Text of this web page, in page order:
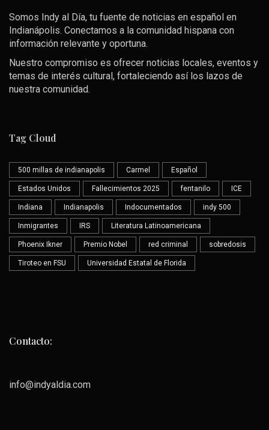
Somos Indy al Día, tu fuente de noticias en español en
Indianápolis. Conectamos a la comunidad hispana con
información relevante y oportuna.
Nuestro compromiso es ofrecer noticias locales, eventos y
temas de interés cultural, fortaleciendo así los lazos de
nuestra comunidad.
Tag Cloud
500 millas de indianapolis Carmel Español
Estados Unidos Fallecimientos 2025 fentanilo ICE
Indiana Indianapolis Indocumentados indy 500
Inmigrantes IRS Literatura Latinoamericana
Phoenix Ikner Premio Nobel red criminal sobredosis
Tiroteo en FSU Universidad Estatal de Florida
Contacto:
info@indyaldia.com